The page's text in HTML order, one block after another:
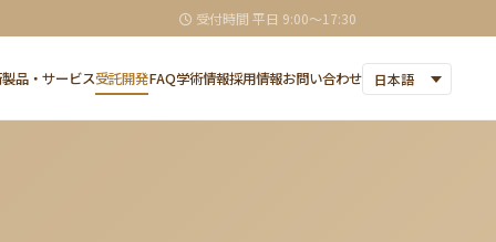
受付時間 平日 9:00〜17:30
製品・サービス受託開発FAQ学術情報採用情報お問い合わせ